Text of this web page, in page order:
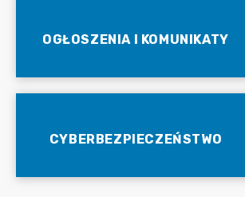
OGŁOSZENIA I KOMUNIKATY
CYBERBEZPIECZEŃSTWO